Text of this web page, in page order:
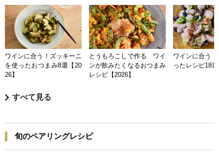
ワインに合う！ズッキーニ
を使ったおつまみ8選【20
26】
とうもろこしで作る ワイ
ンが飲みたくなるおつまみ
レシピ【2026】
ワインに合う
ったレシピ18
すべて見る
旬のペアリングレシピ